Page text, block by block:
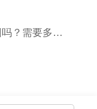
账户注销后，资金可以返回吗？需要多久？操作流程是？